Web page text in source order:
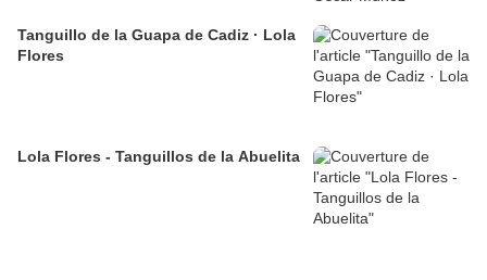
Tanguillo de la Guapa de Cadiz · Lola
Flores
Lola Flores - Tanguillos de la Abuelita